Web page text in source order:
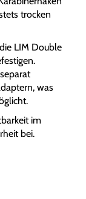
trocken
LIM Double
was
im
bei.